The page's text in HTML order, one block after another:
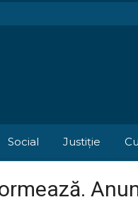
Social Justiție